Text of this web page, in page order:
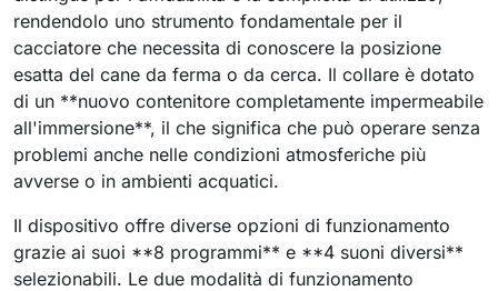
rendendolo uno strumento fondamentale per il
cacciatore che necessita di conoscere la posizione
esatta del cane da ferma o da cerca. Il collare è dotato
di un **nuovo contenitore completamente impermeabile
all'immersione**, il che significa che può operare senza
problemi anche nelle condizioni atmosferiche più
avverse o in ambienti acquatici.
Il dispositivo offre diverse opzioni di funzionamento
grazie ai suoi **8 programmi** e **4 suoni diversi**
selezionabili. Le due modalità di funzionamento